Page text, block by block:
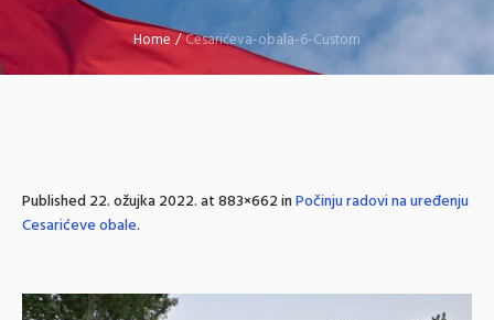
Home /Cesarićeva-obala-6-Custom
Published22. ožujka 2022.at 883×662 inPočinju radovi na uređenju
Cesarićeve obale.